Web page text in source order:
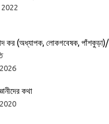
কর (অধ্যাপক, লোকগবেষক, পাঁশকুড়া)/
কথা